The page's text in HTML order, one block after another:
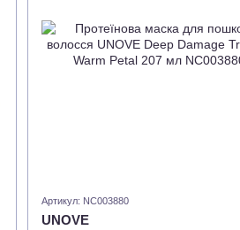
Артикул: NC003880
UNOVE